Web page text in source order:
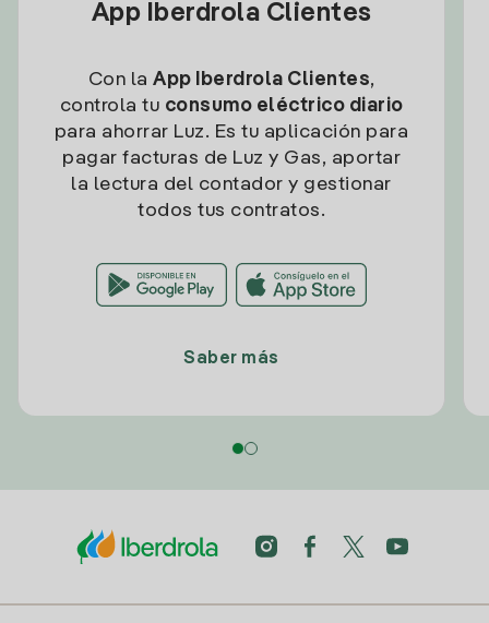
App Iberdrola Clientes
Con la App Iberdrola Clientes,
controla tu consumo eléctrico diario
para ahorrar Luz. Es tu aplicación para
pagar facturas de Luz y Gas, aportar
la lectura del contador y gestionar
todos tus contratos.
Saber más